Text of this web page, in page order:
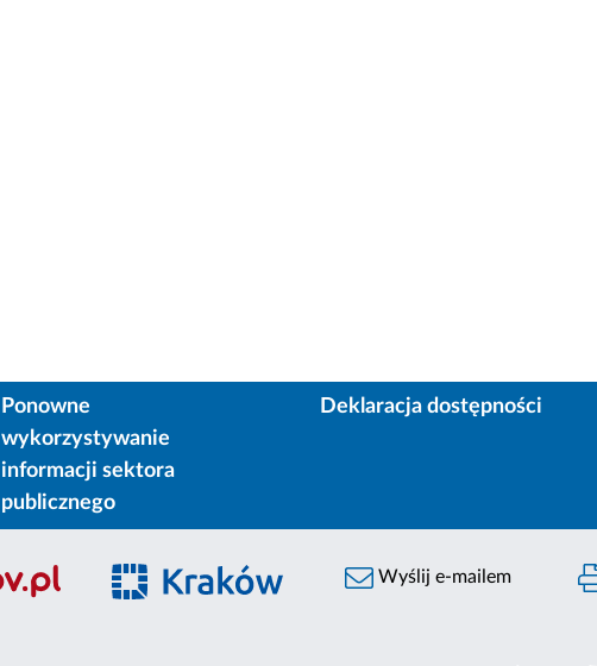
Ponowne
wykorzystywanie
informacji sektora
publicznego
Deklaracja dostępności
Wyślij e-mailem